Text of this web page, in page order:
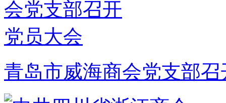
青岛市威海商会党支部